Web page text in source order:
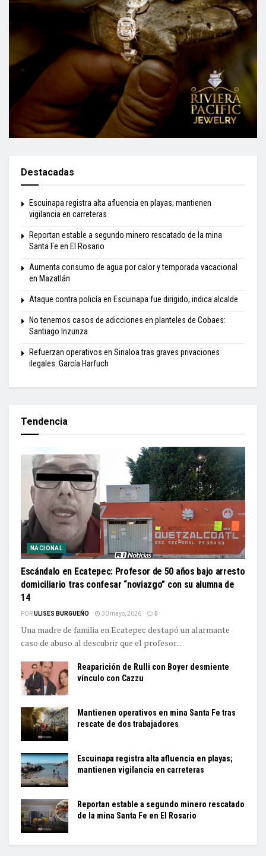
Destacadas
Escuinapa registra alta afluencia en playas; mantienen
vigilancia en carreteras
Reportan estable a segundo minero rescatado de la mina
Santa Fe en El Rosario
Aumenta consumo de agua por calor y temporada vacacional
en Mazatlán
Ataque contra policía en Escuinapa fue dirigido, indica alcalde
No tenemos casos de adicciones en planteles de Cobaes:
Santiago Inzunza
Refuerzan operativos en Sinaloa tras graves privaciones
ilegales: García Harfuch
Tendencia
NACIONAL
Escándalo en Ecatepec: Profesor de 50 años bajo arresto
domiciliario tras confesar “noviazgo” con su alumna de
14
PORULISES BURGUEÑO 30 mayo, 2026 0
Una madre de familia en Ecatepec destapó un alarmante
caso de abuso al descubrir que el profesor...
Reaparición de Rulli con Boyer desmiente
vínculo con Cazzu
Mantienen operativos en mina Santa Fe tras
rescate de dos trabajadores
Escuinapa registra alta afluencia en playas;
mantienen vigilancia en carreteras
Reportan estable a segundo minero rescatado
de la mina Santa Fe en El Rosario